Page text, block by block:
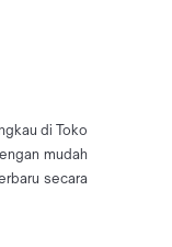
di Toko
mudah
secara